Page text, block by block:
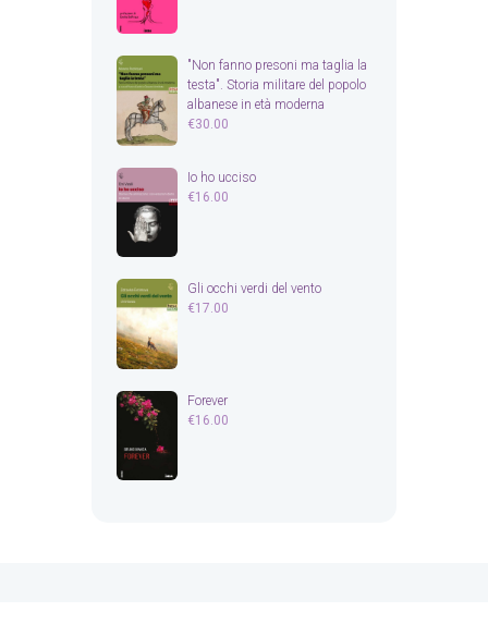
"Non fanno presoni ma taglia la
testa". Storia militare del popolo
albanese in età moderna
€30.00
Io ho ucciso
€16.00
Gli occhi verdi del vento
€17.00
Forever
€16.00